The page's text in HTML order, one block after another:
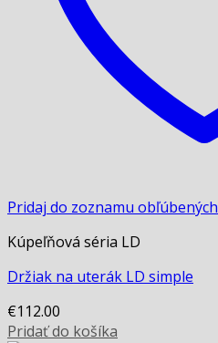
Pridaj do zoznamu obľúbených
Kúpeľňová séria LD
Držiak na uterák LD simple
€112.00
Pridať do košíka